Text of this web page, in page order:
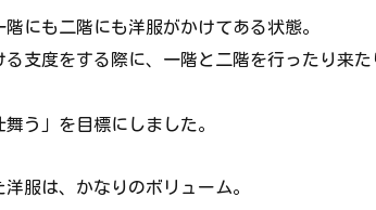
にも二階にも洋服がかけてある状態。
支度をする際に、一階と二階を行ったり来
う」を目標にしました。
服は、かなりのボリューム。